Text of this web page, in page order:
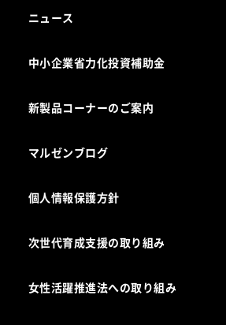
アフターサービスお問合せ先
海外出店をご検討のお客様へ
ニュース
中小企業省力化投資補助金
新製品コーナーのご案内
マルゼンブログ
個人情報保護方針
次世代育成支援の取り組み
女性活躍推進法への取り組み